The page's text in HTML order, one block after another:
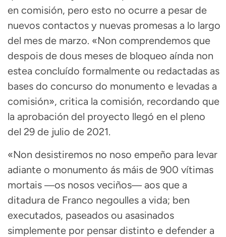
en comisión, pero esto no ocurre a pesar de
nuevos contactos y nuevas promesas a lo largo
del mes de marzo. «Non comprendemos que
despois de dous meses de bloqueo aínda non
estea concluído formalmente ou redactadas as
bases do concurso do monumento e levadas a
comisión», critica la comisión, recordando que
la aprobación del proyecto llegó en el pleno
del 29 de julio de 2021.
«Non desistiremos no noso empeño para levar
adiante o monumento ás máis de 900 vítimas
mortais ―os nosos veciños― aos que a
ditadura de Franco negoulles a vida; ben
executados, paseados ou asasinados
simplemente por pensar distinto e defender a